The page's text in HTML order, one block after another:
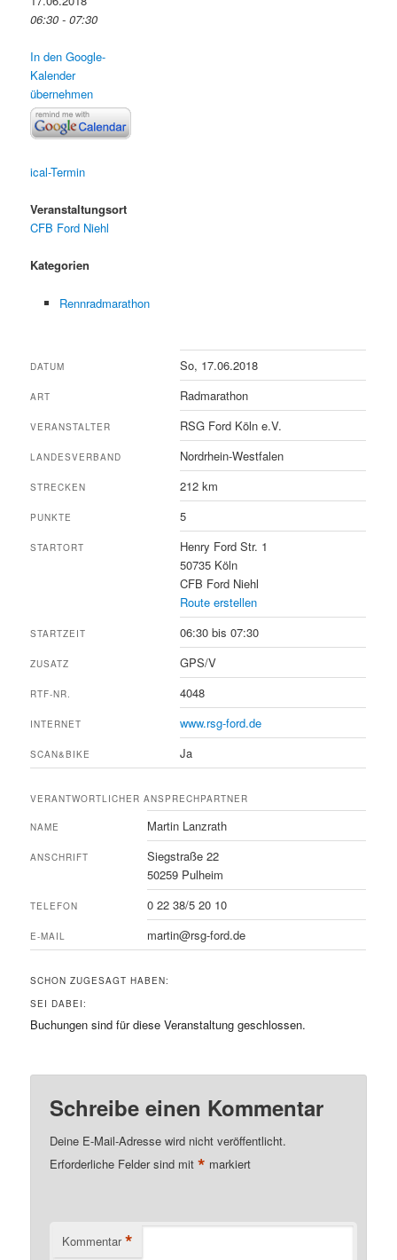
06:30 - 07:30
In den Google-
Kalender
übernehmen
ical-Termin
Veranstaltungsort
CFB Ford Niehl
Kategorien
Rennradmarathon
DATUM So, 17.06.2018
ART Radmarathon
VERANSTALTER RSG Ford Köln e.V.
LANDESVERBAND Nordrhein-Westfalen
STRECKEN 212 km
PUNKTE 5
STARTORT
Henry Ford Str. 1
50735 Köln
CFB Ford Niehl
Route erstellen
STARTZEIT 06:30 bis 07:30
ZUSATZ GPS/V
RTF-NR. 4048
INTERNET www.rsg-ford.de
SCAN&BIKE Ja
VERANTWORTLICHER ANSPRECHPARTNER
NAME Martin Lanzrath
ANSCHRIFT
Siegstraße 22
50259 Pulheim
TELEFON 0 22 38/5 20 10
E-MAIL martin@rsg-ford.de
SCHON ZUGESAGT HABEN:
SEI DABEI:
Buchungen sind für diese Veranstaltung geschlossen.
Schreibe einen Kommentar
Deine E-Mail-Adresse wird nicht veröffentlicht.
Erforderliche Felder sind mit* markiert
Kommentar *